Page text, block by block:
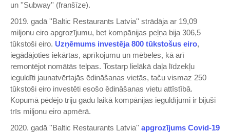
un ''Subway'' (franšīze).
2019. gadā ''Baltic Restaurants Latvia'' strādāja ar 19,09
miljonu eiro apgrozījumu, bet kompānijas peļņa bija 306,5
tūkstoši eiro. Uzņēmums investēja 800 tūkstošus eiro,
iegādājoties iekārtas, aprīkojumu un mēbeles, kā arī
remontējot nomātās telpas. Tostarp lielākā daļa līdzekļu
ieguldīti jaunatvērtajās ēdināšanas vietās, taču vismaz 250
tūkstoši eiro investēti esošo ēdināšanas vietu attīstībā.
Kopumā pēdējo triju gadu laikā kompānijas ieguldījumi ir bijuši
trīs miljonu eiro apmērā.
2020. gadā ''Baltic Restaurants Latvia'' apgrozījums Covid-19